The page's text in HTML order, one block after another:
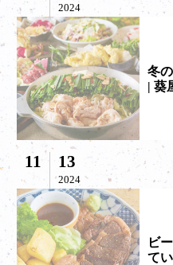
2024
冬
| 葵
11 13
2024
ビ
て